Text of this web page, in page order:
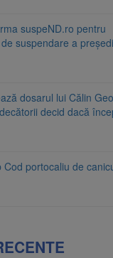
suspeND.ro pentru
suspendare a
dosarul lui Călin
decid dacă
Cod portocaliu de